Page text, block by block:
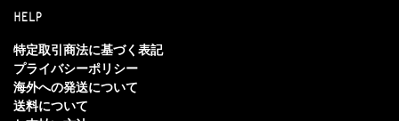
HELP
特定取引商法に基づく表記
プライバシーポリシー
海外への発送について
送料について